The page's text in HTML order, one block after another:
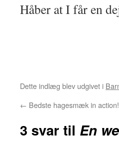
Håber at I får en
Dette indlæg blev udgivet i
← Bedste hagesmæk in action!
3 svar til En